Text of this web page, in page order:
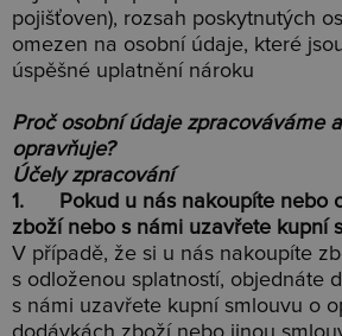
pojišťoven), rozsah poskytnutých
omezen na osobní údaje, které
úspěšné uplatnění nároku
Proč osobní údaje zpracováváme
opravňuje?
Účely zpracování
1. Pokud u nás nakoupíte nebo
zboží nebo s námi uzavřete kupní
V případě, že si u nás nakoupíte
s odloženou splatností, objednáte
s námi uzavřete kupní smlouvu o